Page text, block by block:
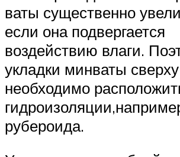
ваты существенно
если она подвергается
воздействию влаги.
укладки минваты сверху
необходимо
рубероида.